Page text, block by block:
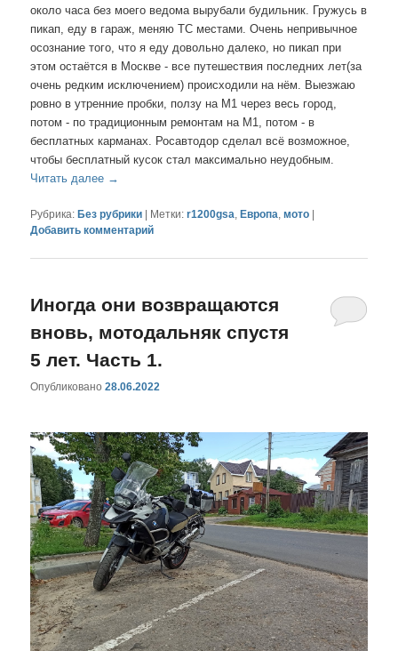
около часа без моего ведома вырубали будильник. Гружусь в
пикап, еду в гараж, меняю ТС местами. Очень непривычное
осознание того, что я еду довольно далеко, но пикап при
этом остаётся в Москве - все путешествия последних лет(за
очень редким исключением) происходили на нём. Выезжаю
ровно в утренние пробки, ползу на М1 через весь город,
потом - по традиционным ремонтам на М1, потом - в
бесплатных карманах. Росавтодор сделал всё возможное,
чтобы бесплатный кусок стал максимально неудобным.
Читать далее →
Рубрика: Без рубрики Метки: r1200gsa, Европа,мото
Добавить комментарий
Иногда они возвращаются
вновь, мотодальняк спустя
5 лет. Часть 1.
Опубликовано28.06.2022